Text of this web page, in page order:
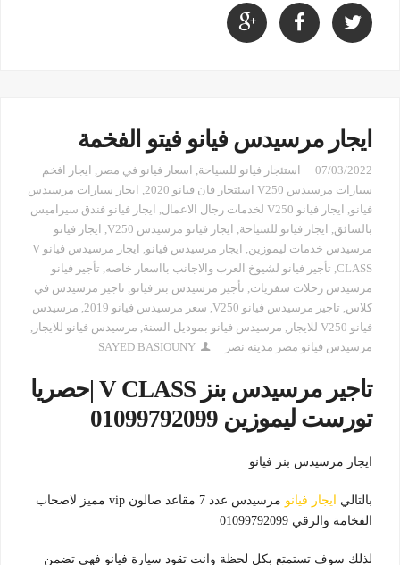
ايجار مرسيدس فيانو فيتو الفخمة
07/03/2022 استئجار فيانو للسياحة, اسعار فيانو في مصر , ايجار افخم
سيارات مرسيدس V250 اسئتجار فان فيانو 2020
, ايجار سيارات مرسيدس
فيانو, ايجار فيانو V250 لخدمات رجال الاعمال , ايجار فيانو فندق سيراميس
بالسائق, ايجار فيانو للسياحة, ايجار فيانو مرسيدس V250 , ايجار فيانو
مرسيدس خدمات ليموزين, ايجار مرسيدس فيانو,
ايجار مرسيدس فيانو V
CLASS
, تأجير فيانو لشيوخ العرب والاجانب بااسعار خاصه, تأجير فيانو
مرسيدس رحلات سفريات, تأجير مرسيدس بنز فيانو, تاجير مرسيدس في
كلاس, تاجير مرسيدس فيانو V250 , سعر مرسيدس فيانو 2019 , مرسيدس
فيانو V250 للايجار
, مرسيدس فيانو بموديل السنة, مرسيدس فيانو للايجار ,
مرسيدس فيانو مصر مدينة نصر
SAYED BASIOUNY
تاجير مرسيدس بنز V CLASS |حصريا
تورست ليموزين 01099792099
ايجار مرسيدس بنز فيانو
بالتالي ايجار فيانو
مرسيدس عدد 7 مقاعد صالون vip مميز لاصحاب
الفخامة والرقي 01099792099
لذلك سوف تستمتع بكل لحظة وانت تقود سيارة فيانو فهي تضمن